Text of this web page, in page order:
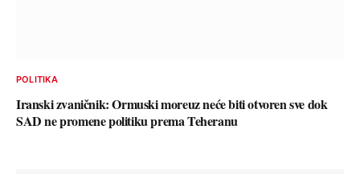
POLITIKA
Iranski zvaničnik: Ormuski moreuz neće biti otvoren sve dok
SAD ne promene politiku prema Teheranu